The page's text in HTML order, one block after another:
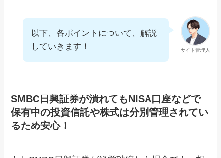
サイト管理人
以下、各ポイントについて、解説
していきます！
SMBC日興証券が潰れてもNISA口座などで
保有中の投資信託や株式は分別管理されてい
るため安心！